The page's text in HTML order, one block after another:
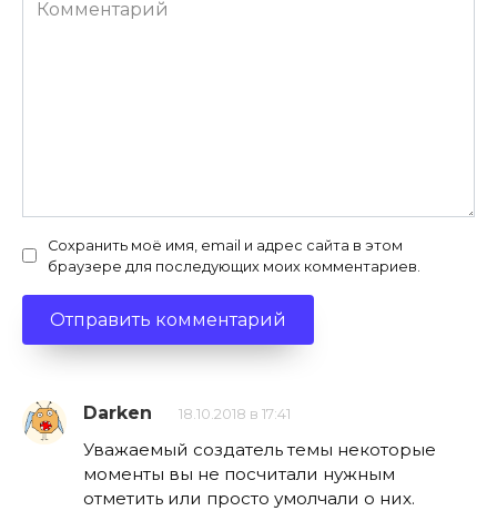
Сохранить моё имя, email и адрес сайта в этом
браузере для последующих моих комментариев.
Darken 18.10.2018 в 17:41
Уважаемый создатель темы некоторые
моменты вы не посчитали нужным
отметить или просто умолчали о них.